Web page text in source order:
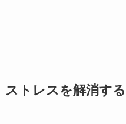
ストレスを解消す